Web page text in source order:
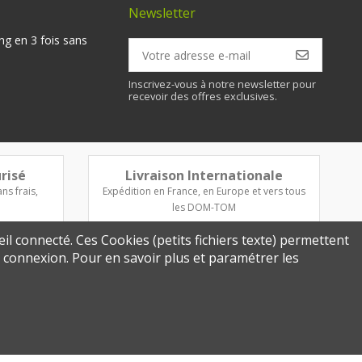
en 3 fois sans
Newsletter
Inscrivez-vous à notre newsletter pour
recevoir des offres exclusives.
frais,
Livraison Internationale
Expédition en France, en Europe et vers tous
les DOM-TOM
connecté. Ces Cookies (petits fichiers texte) permettent
Pour en savoir plus et paramétrer les